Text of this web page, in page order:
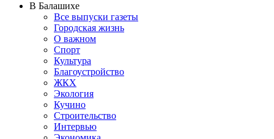
В Балашихе
Все выпуски газеты
Городская жизнь
О важном
Спорт
Культура
Благоустройство
ЖКХ
Экология
Кучино
Строительство
Интервью